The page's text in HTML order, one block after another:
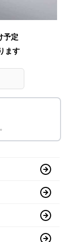
予定
ます